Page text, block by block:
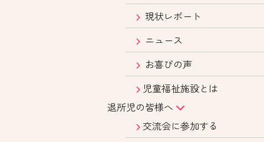
現状レポート
ニュース
お喜びの声
児童福祉施設とは
退所児の皆様へ
交流会に参加する